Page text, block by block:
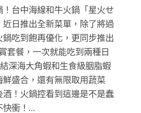
！台中海線和牛火鍋「星火せ
近日推出全新菜單，除了將過
鍋吃到飽再優化，更同步推出
套餐，一次就能吃到兩種日
深海大角蝦和生食級胭脂蝦
鮮盛合，還有無限取用蔬菜
酒！火鍋控看到這邊是不是蠢
快衝！…